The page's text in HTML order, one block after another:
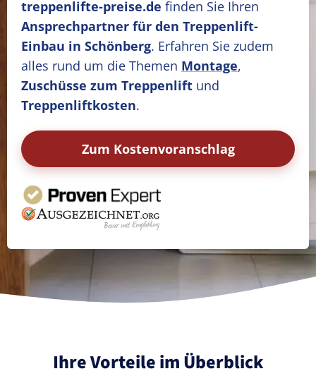
treppenlifte-preise.de finden Sie Ihren
Ansprechpartner für den Treppenlift-
Einbau in Schönberg. Erfahren Sie zudem
alles rund um die Themen Montage,
Zuschüsse zum Treppenlift und
Treppenliftkosten.
Zum Kostenvoranschlag
Ihre Vorteile im Überblick